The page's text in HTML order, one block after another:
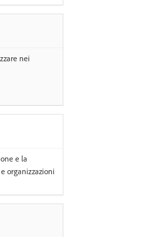
nei
e la
organizzazioni